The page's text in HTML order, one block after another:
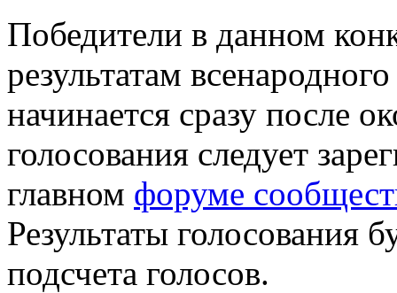
Победители в данном
результатам
начинается сразу после
голосования следует
главном форуме
Результаты голосования
подсчета голосов.